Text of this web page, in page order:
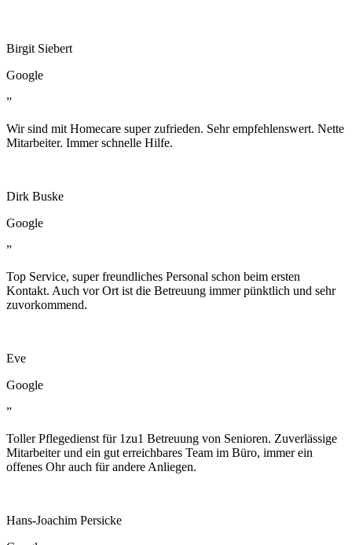
Birgit Siebert
Google
”
Wir sind mit Homecare super zufrieden. Sehr empfehlenswert. Nette
Mitarbeiter. Immer schnelle Hilfe.
Dirk Buske
Google
”
Top Service, super freundliches Personal schon beim ersten
Kontakt. Auch vor Ort ist die Betreuung immer pünktlich und sehr
zuvorkommend.
Eve
Google
”
Toller Pflegedienst für 1zu1 Betreuung von Senioren. Zuverlässige
Mitarbeiter und ein gut erreichbares Team im Büro, immer ein
offenes Ohr auch für andere Anliegen.
Hans-Joachim Persicke